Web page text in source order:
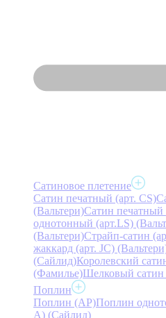
Сатиновое плетение
Сатин печатный (арт. СS)
(Вальтери)Сатин печатный
однотонный (арт.LS)
(Вальтери)Страйп-сатин
жаккард (арт. JC)
(Сайлид)Королевский
(Фамилье)Шелковый сатин
Поплин
Поплин (AP)Поплин
А) (Сайлид)